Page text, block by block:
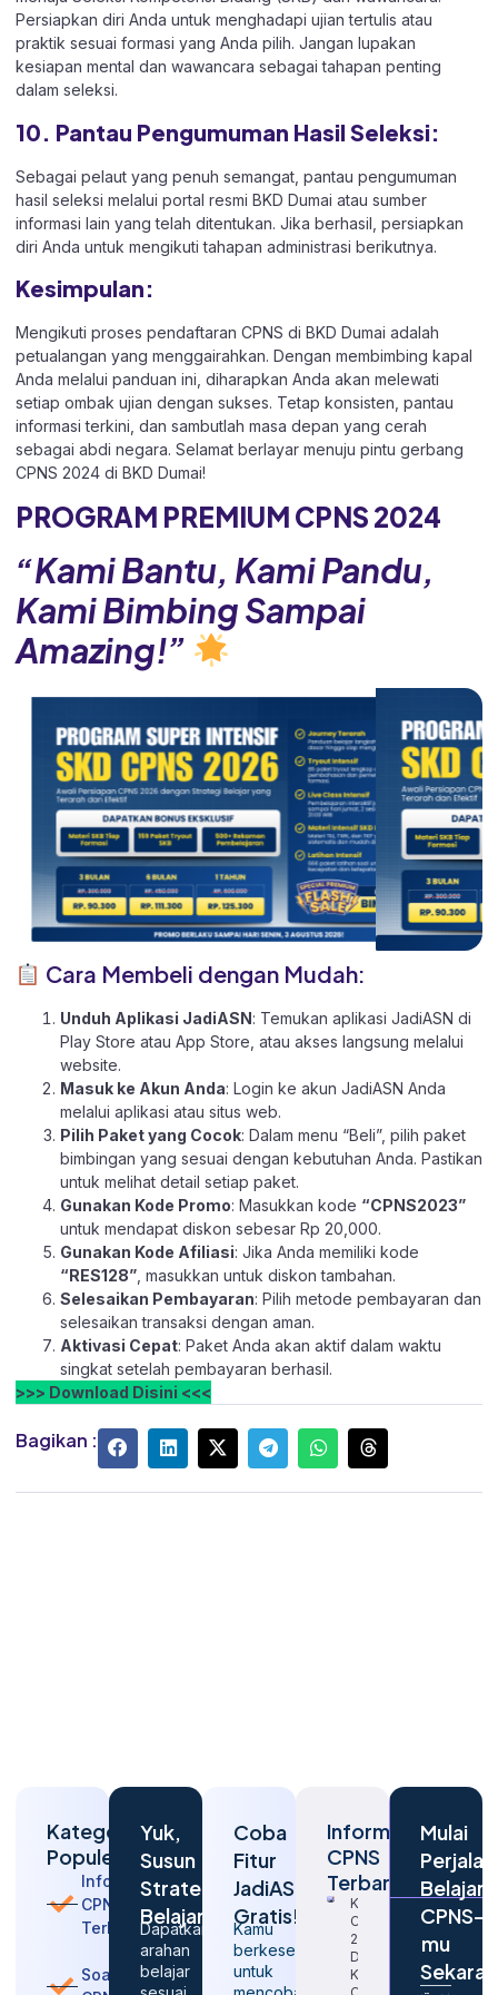
Persiapkan diri Anda untuk menghadapi ujian tertulis atau
praktik sesuai formasi yang Anda pilih. Jangan lupakan
kesiapan mental dan wawancara sebagai tahapan penting
dalam seleksi.
10. Pantau Pengumuman Hasil Seleksi:
Sebagai pelaut yang penuh semangat, pantau pengumuman
hasil seleksi melalui portal resmi BKD Dumai atau sumber
informasi lain yang telah ditentukan. Jika berhasil, persiapkan
diri Anda untuk mengikuti tahapan administrasi berikutnya.
Kesimpulan:
Mengikuti proses pendaftaran CPNS di BKD Dumai adalah
petualangan yang menggairahkan. Dengan membimbing kapal
Anda melalui panduan ini, diharapkan Anda akan melewati
setiap ombak ujian dengan sukses. Tetap konsisten, pantau
informasi terkini, dan sambutlah masa depan yang cerah
sebagai abdi negara. Selamat berlayar menuju pintu gerbang
CPNS 2024 di BKD Dumai!
PROGRAM PREMIUM CPNS 2024
“Kami Bantu, Kami Pandu,
Kami Bimbing Sampai
Amazing!”
Cara Membeli dengan Mudah:
Unduh Aplikasi JadiASN: Temukan aplikasi JadiASN di
Play Store atau App Store , atau akses langsung melalui
website.
Masuk ke Akun Anda: Login ke akun JadiASN Anda
melalui aplikasi atau situs web.
Pilih Paket yang Cocok: Dalam menu “Beli”, pilih paket
bimbingan yang sesuai dengan kebutuhan Anda. Pastikan
untuk melihat detail setiap paket.
Gunakan Kode Promo: Masukkan kode “CPNS2023”
untuk mendapat diskon sebesar Rp 20,000.
Gunakan Kode Afiliasi: Jika Anda memiliki kode
“RES128” , masukkan untuk diskon tambahan.
Selesaikan Pembayaran: Pilih metode pembayaran dan
selesaikan transaksi dengan aman.
Aktivasi Cepat: Paket Anda akan aktif dalam waktu
singkat setelah pembayaran berhasil.
>>> Download Disini <<<
Bagikan :
Kategori
Populer
Informasi
CPNS
Terbaru
Soal
Yuk,
Susun
Strategi
Belajarmu
Dapatkan
arahan
belajar
Coba
Fitur
JadiASN
Gratis!
Kamu
berkesempatan
untuk
Informasi
CPNS
Terbaru
Kapan
CPNS
2026
Dibuka
Kembali?
Mulai
Belajar
CPNS-
mu